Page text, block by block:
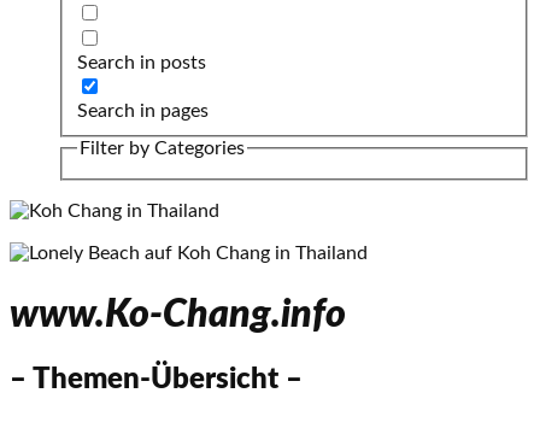
Search in posts
Search in pages
Filter by Categories
www.Ko-Chang.info
– Themen-Übersicht –